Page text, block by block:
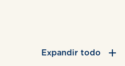
Expandir todo